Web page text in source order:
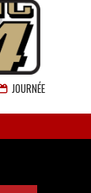
JOURNÉE